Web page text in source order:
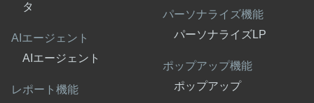
タ
AIエージェント
AIエージェント
レポート機能
パーソナライズ機能
パーソナライズLP
ポップアップ機能
ポップアップ